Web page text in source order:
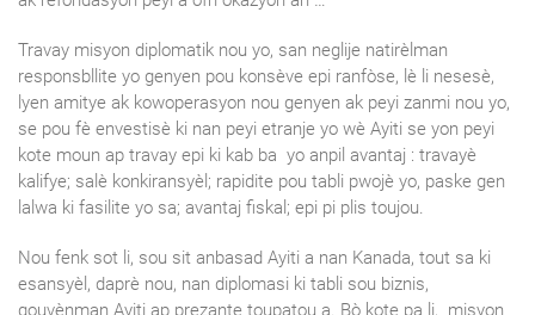
Travay misyon diplomatik nou yo, san neglije natirèlman
responsbllite yo genyen pou konsève epi ranfòse, lè li nesesè,
lyen amitye ak kowoperasyon nou genyen ak peyi zanmi nou yo,
se pou fè envestisè ki nan peyi etranje yo wè Ayiti se yon peyi
kote moun ap travay epi ki kab ba yo anpil avantaj : travayè
kalifye; salè konkiransyèl; rapidite pou tabli pwojè yo, paske gen
lalwa ki fasilite yo sa; avantaj fiskal; epi pi plis toujou.
Nou fenk sot li, sou sit anbasad Ayiti a nan Kanada, tout sa ki
esansyèl, daprè nou, nan diplomasi ki tabli sou biznis,
gouvènman Ayiti ap prezante toupatou a. Bò kote pa li, misyon